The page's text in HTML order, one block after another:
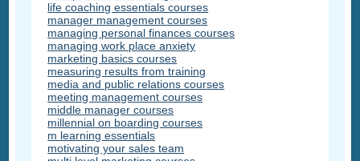
life coaching essentials courses
manager management courses
managing personal finances courses
managing work place anxiety
marketing basics courses
measuring results from training
media and public relations courses
meeting management courses
middle manager courses
millennial on boarding courses
m learning essentials
motivating your sales team